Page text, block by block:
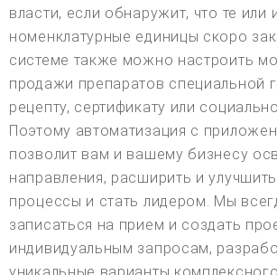
власти, если обнаружит, что те или
номенклатурные единицы скоро
системе также можно настроить
продажи препаратов специальной
рецепту, сертификату или
Поэтому автоматизация с
позволит вам и вашему бизнесу
направления, расширить и
процессы и стать лидером. Мы
записаться на прием и создать
индивидуальным запросам,